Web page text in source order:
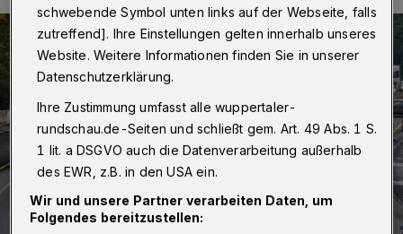
schwebende Symbol unten links auf der Webseite, falls
zutreffend]. Ihre Einstellungen gelten innerhalb unseres
Website. Weitere Informationen finden Sie in unserer
Datenschutzerklärung.
Ihre Zustimmung umfasst alle wuppertaler-
rundschau.de-Seiten und schließt gem. Art. 49 Abs. 1 S.
1 lit. a DSGVO auch die Datenverarbeitung außerhalb
des EWR, z.B. in den USA ein.
Wir und unsere Partner verarbeiten Daten, um
Folgendes bereitzustellen: